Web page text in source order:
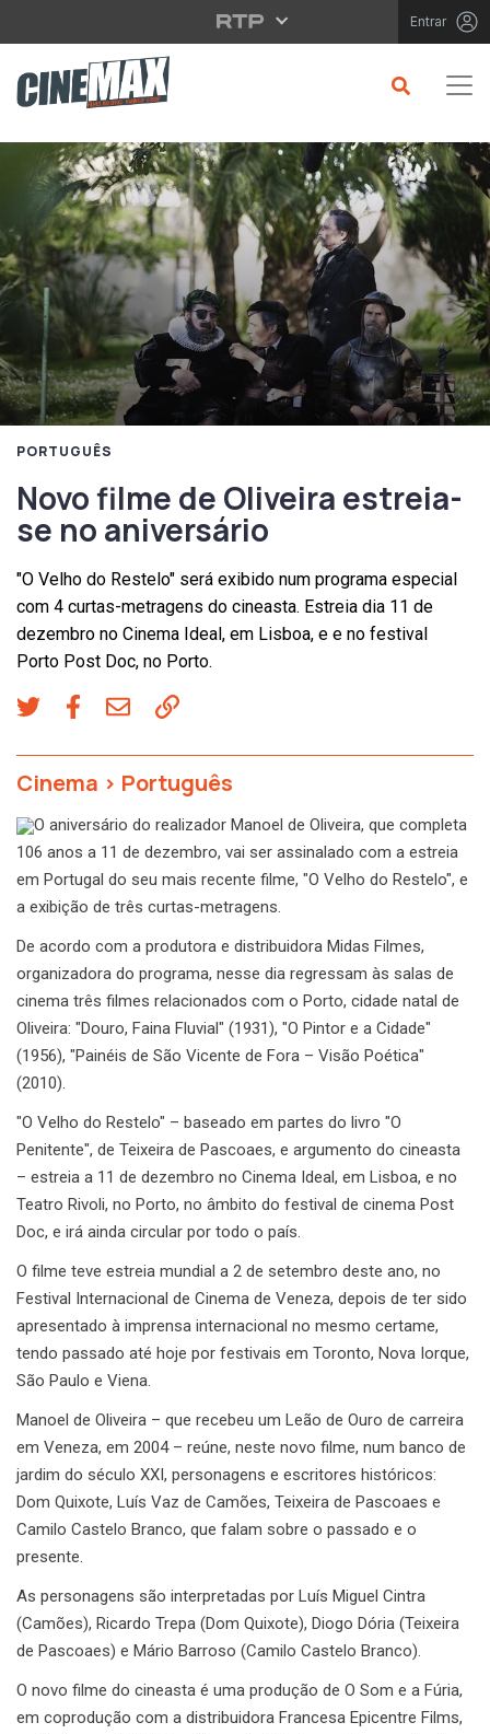
Saltar para o conteúdo principal Entrar
PORTUGUÊS
Novo filme de Oliveira estreia-
se no aniversário
"O Velho do Restelo" será exibido num programa especial
com 4 curtas-metragens do cineasta. Estreia dia 11 de
dezembro no Cinema Ideal, em Lisboa, e e no festival
Porto Post Doc, no Porto.
Cinema > Português
O aniversário do realizador Manoel de Oliveira, que completa
106 anos a 11 de dezembro, vai ser assinalado com a estreia
em Portugal do seu mais recente filme, "O Velho do Restelo", e
a exibição de três curtas-metragens.
De acordo com a produtora e distribuidora Midas Filmes,
organizadora do programa, nesse dia regressam às salas de
cinema três filmes relacionados com o Porto, cidade natal de
Oliveira: "Douro, Faina Fluvial" (1931), "O Pintor e a Cidade"
(1956), "Painéis de São Vicente de Fora – Visão Poética"
(2010).
"O Velho do Restelo" – baseado em partes do livro "O
Penitente", de Teixeira de Pascoaes, e argumento do cineasta
– estreia a 11 de dezembro no Cinema Ideal, em Lisboa, e no
Teatro Rivoli, no Porto, no âmbito do festival de cinema Post
Doc, e irá ainda circular por todo o país.
O filme teve estreia mundial a 2 de setembro deste ano, no
Festival Internacional de Cinema de Veneza, depois de ter sido
apresentado à imprensa internacional no mesmo certame,
tendo passado até hoje por festivais em Toronto, Nova Iorque,
São Paulo e Viena.
Manoel de Oliveira – que recebeu um Leão de Ouro de carreira
em Veneza, em 2004 – reúne, neste novo filme, num banco de
jardim do século XXI, personagens e escritores históricos:
Dom Quixote, Luís Vaz de Camões, Teixeira de Pascoaes e
Camilo Castelo Branco, que falam sobre o passado e o
presente.
As personagens são interpretadas por Luís Miguel Cintra
(Camões), Ricardo Trepa (Dom Quixote), Diogo Dória (Teixeira
de Pascoaes) e Mário Barroso (Camilo Castelo Branco).
O novo filme do cineasta é uma produção de O Som e a Fúria,
em coprodução com a distribuidora Francesa Epicentre Films,